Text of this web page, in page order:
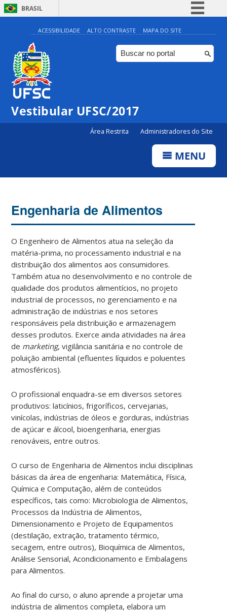
BRASIL
Simplifique!
Comunica BR
Participe
ACESSIBILIDADE ALTO CONTRASTE MAPA DO SITE
Vestibular UFSC/2017
Área Restrita Administradores do Site
MENU
Engenharia de Alimentos
O Engenheiro de Alimentos atua na seleção da
matéria-prima, no processamento industrial e na
distribuição dos alimentos aos consumidores.
Também atua no desenvolvimento e no controle de
qualidade dos produtos alimentícios, no projeto
industrial de processos, no gerenciamento e na
administração de indústrias e nos setores
responsáveis pela distribuição e armazenagem
desses produtos. Exerce ainda atividades na área
de marketing, vigilância sanitária e no controle de
poluição ambiental (efluentes líquidos e poluentes
atmosféricos).
O profissional enquadra-se em diversos setores
produtivos: laticínios, frigoríficos, cervejarias,
vinícolas, indústrias de óleos e gorduras, indústrias
de açúcar e álcool, bioengenharia, energias
renováveis, entre outros.
O curso de Engenharia de Alimentos inclui disciplinas
básicas da área de engenharia: Matemática, Física,
Química e Computação, além de conteúdos
específicos, tais como: Microbiologia de Alimentos,
Processos da Indústria de Alimentos,
Dimensionamento e Projeto de Equipamentos
(destilação, extração, tratamento térmico,
secagem, entre outros), Bioquímica de Alimentos,
Análise Sensorial, Acondicionamento e Embalagens
para Alimentos.
Ao final do curso, o aluno aprende a projetar uma
indústria de alimentos completa, elabora um